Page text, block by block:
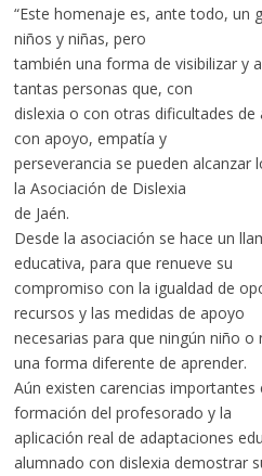
“Este homenaje es, ante todo, un
niños y niñas, pero
también una forma de visibilizar y
tantas personas que, con
dislexia o con otras dificultades
con apoyo, empatía y
perseverancia se pueden alcanzar
la Asociación de Dislexia
de Jaén.
Desde la asociación se hace un
educativa, para que renueve su
compromiso con la igualdad de
recursos y las medidas de apoyo
necesarias para que ningún niño
una forma diferente de aprender.
Aún existen carencias
formación del profesorado y la
aplicación real de adaptaciones
alumnado con dislexia demostrar